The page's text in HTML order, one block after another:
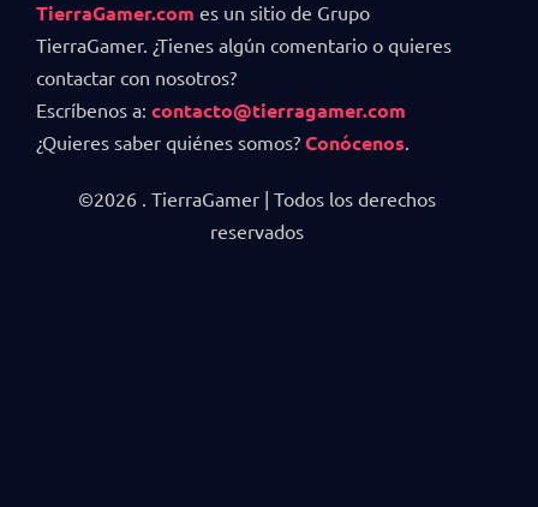
TierraGamer.com es un sitio de Grupo
TierraGamer. ¿Tienes algún comentario o quieres
contactar con nosotros?
Escríbenos a: contacto@tierragamer.com
¿Quieres saber quiénes somos? Conócenos.
©2026 . TierraGamer | Todos los derechos
reservados